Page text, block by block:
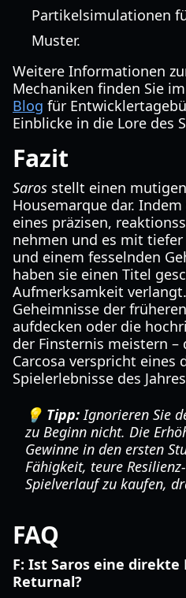
Partikelsimulationen
Muster.
Weitere Informationen
Mechaniken finden Sie im
Blog für
Einblicke in die Lore des
Fazit
Saros stellt einen
Housemarque dar.
eines präzisen,
nehmen und es mit
und einem fesselnden
haben sie einen Titel
Aufmerksamkeit
Geheimnisse der
aufdecken oder die
der Finsternis meistern –
Carcosa verspricht eines
Spielerlebnisse des
💡 Tipp:Ignorieren Sie
zu Beginn nicht. Die
Gewinne in den ersten
Fähigkeit, teure
Spielverlauf zu kaufen,
FAQ
F: Ist Saros eine
Returnal?